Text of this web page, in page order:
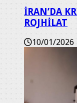
İRAN’DA
ROJHİLAT
10/01/2026